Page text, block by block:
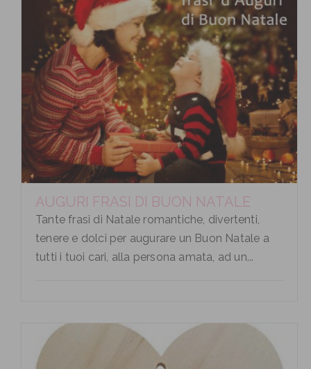
AUGURI FRASI DI BUON NATALE
Tante frasi di Natale romantiche, divertenti,
tenere e dolci per augurare un Buon Natale a
tutti i tuoi cari, alla persona amata, ad un...